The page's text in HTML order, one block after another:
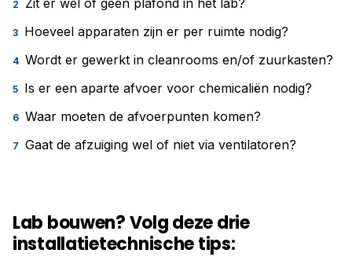
Hoeveel apparaten zijn er per ruimte nodig?
Wordt er gewerkt in cleanrooms en/of zuurkasten?
Is er een aparte afvoer voor chemicaliën nodig?
Waar moeten de afvoerpunten komen?
Gaat de afzuiging wel of niet via ventilatoren?
Lab bouwen? Volg deze drie
installatietechnische tips: